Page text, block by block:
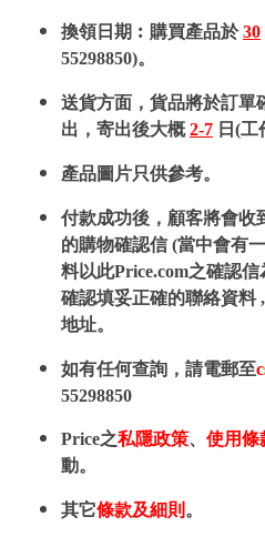
換領日期︰購買產品於30
55298850)。
送貨方面，貨品將於訂單
出，寄出後大概2-7 日(工
產品圖片只供參考。
付款成功後，顧客將會收
的購物確認信 (當中會有
料以此Price.com之確認
確認填妥正確的聯絡資料
地址。
如有任何查詢，請電郵至
55298850
Price之私隱政策、 使用條
動。
其它條款及細則 。